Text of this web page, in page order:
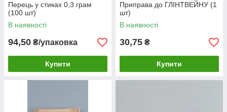
Перець у стиках 0,3 грам
(100 шт)
В наявності
94,50 ₴/упаковка
Купити
Приправа до ГЛІНТВЕЙНУ (1
шт)
В наявності
30,75 ₴
Купити